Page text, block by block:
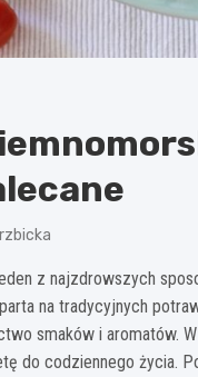
z najzdrowszych
na tradycyjnych
smaków i aromatów.
do codziennego życia.